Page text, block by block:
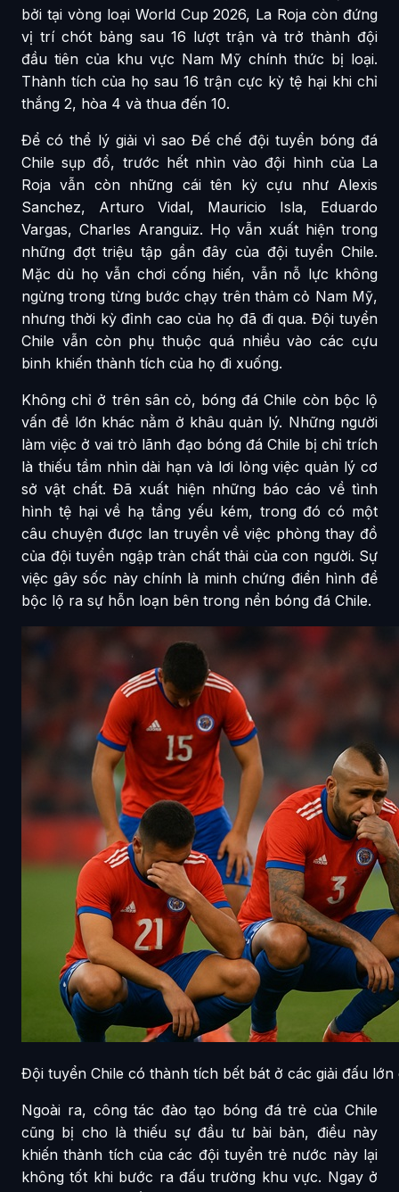
bởi tại vòng loại World Cup 2026, La Roja còn đứng
vị trí chót bảng sau 16 lượt trận và trở thành đội
đầu tiên của khu vực Nam Mỹ chính thức bị loại.
Thành tích của họ sau 16 trận cực kỳ tệ hại khi chỉ
thắng 2, hòa 4 và thua đến 10.
Để có thể lý giải vì sao Đế chế đội tuyển bóng đá
Chile sụp đổ, trước hết nhìn vào đội hình của La
Roja vẫn còn những cái tên kỳ cựu như Alexis
Sanchez, Arturo Vidal, Mauricio Isla, Eduardo
Vargas, Charles Aranguiz. Họ vẫn xuất hiện trong
những đợt triệu tập gần đây của đội tuyển Chile.
Mặc dù họ vẫn chơi cống hiến, vẫn nỗ lực không
ngừng trong từng bước chạy trên thảm cỏ Nam Mỹ,
nhưng thời kỳ đỉnh cao của họ đã đi qua. Đội tuyển
Chile vẫn còn phụ thuộc quá nhiều vào các cựu
binh khiến thành tích của họ đi xuống.
Không chỉ ở trên sân cỏ, bóng đá Chile còn bộc lộ
vấn đề lớn khác nằm ở khâu quản lý. Những người
làm việc ở vai trò lãnh đạo bóng đá Chile bị chỉ trích
là thiếu tầm nhìn dài hạn và lơi lỏng việc quản lý cơ
sở vật chất. Đã xuất hiện những báo cáo về tình
hình tệ hại về hạ tầng yếu kém, trong đó có một
câu chuyện được lan truyền về việc phòng thay đồ
của đội tuyển ngập tràn chất thải của con người. Sự
việc gây sốc này chính là minh chứng điển hình để
bộc lộ ra sự hỗn loạn bên trong nền bóng đá Chile.
Đội tuyển Chile có thành tích bết bát ở các giải đấu lớn
Ngoài ra, công tác đào tạo bóng đá trẻ của Chile
cũng bị cho là thiếu sự đầu tư bài bản, điều này
khiến thành tích của các đội tuyển trẻ nước này lại
không tốt khi bước ra đấu trường khu vực. Ngay ở